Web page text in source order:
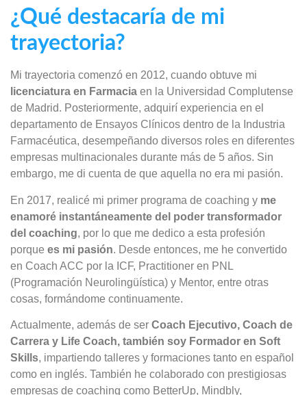
¿Qué destacaría de mi
trayectoria?
Mi trayectoria comenzó en 2012, cuando obtuve mi
licenciatura en Farmacia en la Universidad Complutense
de Madrid. Posteriormente, adquirí experiencia en el
departamento de Ensayos Clínicos dentro de la Industria
Farmacéutica, desempeñando diversos roles en diferentes
empresas multinacionales durante más de 5 años. Sin
embargo, me di cuenta de que aquella no era mi pasión.
En 2017, realicé mi primer programa de coaching y me
enamoré instantáneamente del poder transformador
del coaching, por lo que me dedico a esta profesión
porque es mi pasión. Desde entonces, me he convertido
en Coach ACC por la ICF, Practitioner en PNL
(Programación Neurolingüística) y Mentor, entre otras
cosas, formándome continuamente.
Actualmente, además de ser Coach Ejecutivo, Coach de
Carrera y Life Coach, también soy Formador en Soft
Skills, impartiendo talleres y formaciones tanto en español
como en inglés. También he colaborado con prestigiosas
empresas de coaching como BetterUp, Mindbly,